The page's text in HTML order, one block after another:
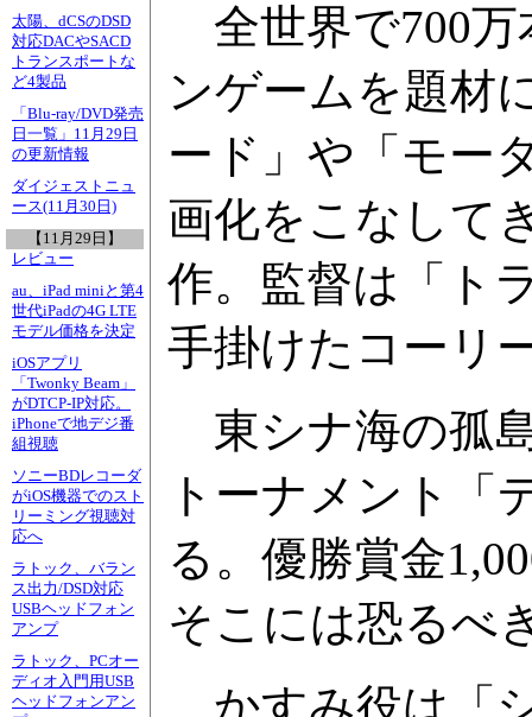
太陽、dCSのDSD
対応DACやSACD
トランスポートな
ど4製品
「Blu-ray/DVD発売
日一覧」11月29日
の更新情報
ダイジェストニュ
ース(11月30日)
【11月29日】
レビュー
au、iPad miniと第4
世代iPadの4G LTE
モデル価格を決定
iOSアプリ
「Twonky Beam」
がDTCP-IP対応。
iPhoneで地デジ番
組視聴
ソニーBDレコーダ
がiOS機器でのスト
リーミング視聴対
応へ
ラトック、バラン
ス出力/DSD対応
USBヘッドフォン
アンプ
ラトック、PCオー
ディオ入門用USB
ヘッドフォンアン
全世界で700万
ンゲームを題材
ード」や「モー
画化をこなして
作。監督は「ト
手掛けたコーリ
東シナ海の孤
トーナメント「
る。優勝賞金
そこには恐る
かすみ役は「